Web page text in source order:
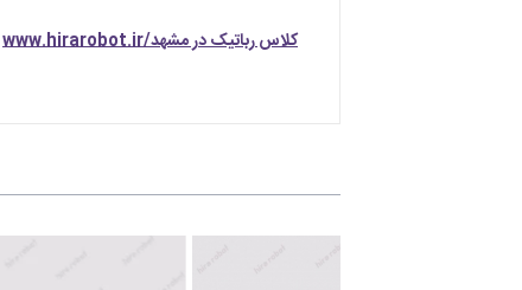
کلاس رباتیک در مشهد/www.hirarobot.ir